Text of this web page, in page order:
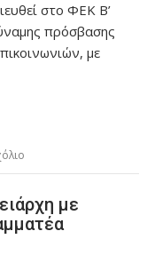
στο ΦΕΚ Β’
πρόσβασης
με
με